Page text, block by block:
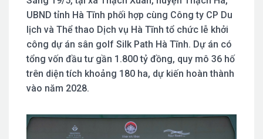
UBND tỉnh Hà Tĩnh phối hợp cùng Công ty CP Du
lịch và Thể thao Dịch vụ Hà Tĩnh tổ chức lễ khởi
công dự án sân golf Silk Path Hà Tĩnh. Dự án có
tổng vốn đầu tư gần 1.800 tỷ đồng, quy mô 36 hố
trên diện tích khoảng 180 ha, dự kiến hoàn thành
vào năm 2028.